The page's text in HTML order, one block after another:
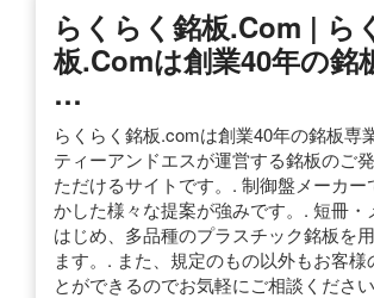
らくらく銘板.com | ら
板.comは創業40年の銘
…
らくらく銘板.comは創業40年の銘板専
ティーアンドエスが運営する銘板のご
ただけるサイトです。. 制御盤メーカー
かした様々な提案が強みです。. 短冊・
はじめ、多品種のプラスチック銘板を
ます。. また、規定のもの以外もお客様
とができるのでお気軽にご相談くださ